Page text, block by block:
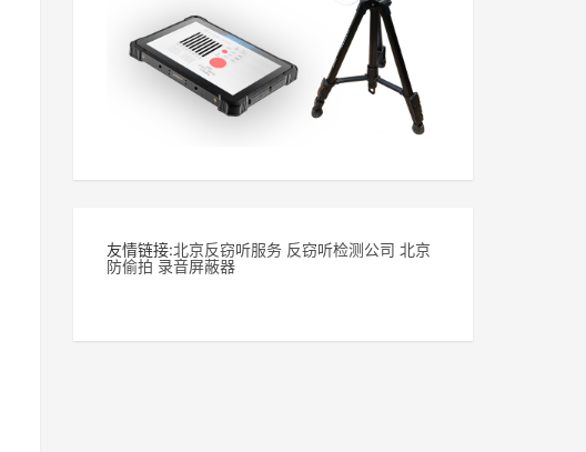
友情链接:北京反窃听服务 反窃听检测公司 北京
防偷拍 录音屏蔽器